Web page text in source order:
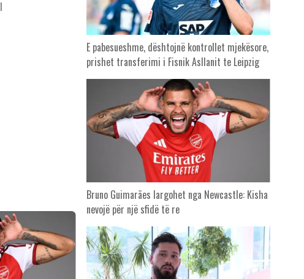
E pabesueshme, dështojnë kontrollet mjekësore,
prishet transferimi i Fisnik Asllanit te Leipzig
Bruno Guimarães largohet nga Newcastle: Kisha
nevojë për një sfidë të re